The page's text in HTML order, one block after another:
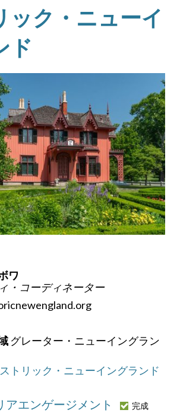
ック・ニューイ
ド
ワ
・コーディネーター
グレーター・ニューイングラン
トリック・ニューイングランド
アエンゲージメント 完成